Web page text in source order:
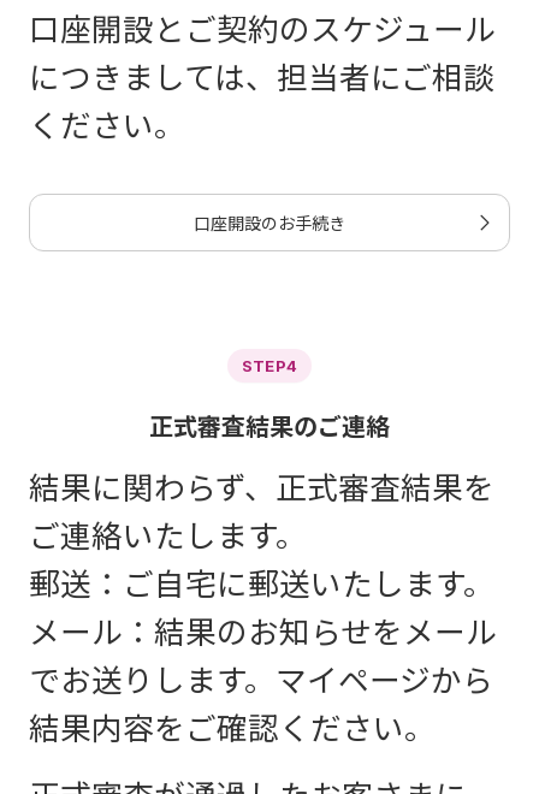
口座開設とご契約のスケジュール
につきましては、担当者にご相談
ください。
口座開設のお手続き
STEP4
正式審査結果のご連絡
結果に関わらず、正式審査結果を
ご連絡いたします。
郵送：ご自宅に郵送いたします。
メール：結果のお知らせをメール
でお送りします。マイページから
結果内容をご確認ください。